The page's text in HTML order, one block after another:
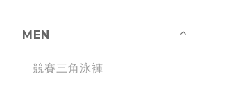
MEN
競賽三角泳褲